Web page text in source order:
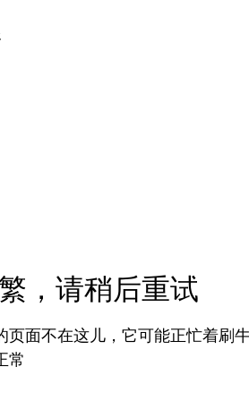
，请稍后重试
页面不在这儿，它可能正忙着刷
常